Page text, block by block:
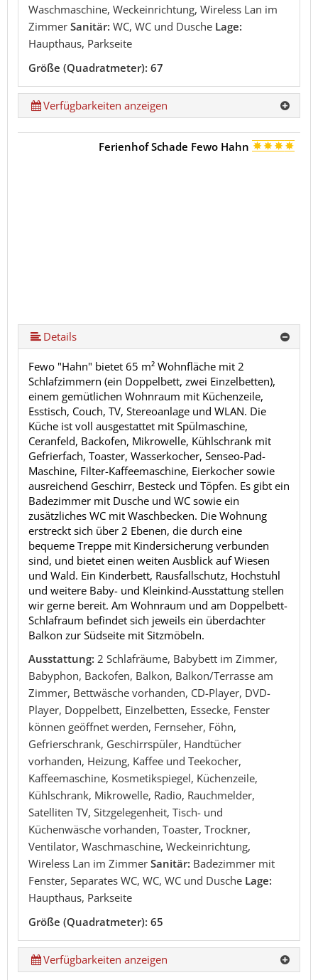
Waschmaschine, Weckeinrichtung, Wireless Lan im
Zimmer Sanitär: WC, WC und Dusche Lage:
Haupthaus, Parkseite
Größe (Quadratmeter): 67
Verfügbarkeiten anzeigen
Ferienhof Schade Fewo Hahn
Details
Fewo "Hahn" bietet 65 m² Wohnfläche mit 2
Schlafzimmern (ein Doppelbett, zwei Einzelbetten),
einem gemütlichen Wohnraum mit Küchenzeile,
Esstisch, Couch, TV, Stereoanlage und WLAN. Die
Küche ist voll ausgestattet mit Spülmaschine,
Ceranfeld, Backofen, Mikrowelle, Kühlschrank mit
Gefrierfach, Toaster, Wasserkocher, Senseo-Pad-
Maschine, Filter-Kaffeemaschine, Eierkocher sowie
ausreichend Geschirr, Besteck und Töpfen. Es gibt ein
Badezimmer mit Dusche und WC sowie ein
zusätzliches WC mit Waschbecken. Die Wohnung
erstreckt sich über 2 Ebenen, die durch eine
bequeme Treppe mit Kindersicherung verbunden
sind, und bietet einen weiten Ausblick auf Wiesen
und Wald. Ein Kinderbett, Rausfallschutz, Hochstuhl
und weitere Baby- und Kleinkind-Ausstattung stellen
wir gerne bereit. Am Wohnraum und am Doppelbett-
Schlafraum befindet sich jeweils ein überdachter
Balkon zur Südseite mit Sitzmöbeln.
Ausstattung: 2 Schlafräume, Babybett im Zimmer,
Babyphon, Backofen, Balkon, Balkon/Terrasse am
Zimmer, Bettwäsche vorhanden, CD-Player, DVD-
Player, Doppelbett, Einzelbetten, Essecke, Fenster
können geöffnet werden, Fernseher, Föhn,
Gefrierschrank, Geschirrspüler, Handtücher
vorhanden, Heizung, Kaffee und Teekocher,
Kaffeemaschine, Kosmetikspiegel, Küchenzeile,
Kühlschrank, Mikrowelle, Radio, Rauchmelder,
Satelliten TV, Sitzgelegenheit, Tisch- und
Küchenwäsche vorhanden, Toaster, Trockner,
Ventilator, Waschmaschine, Weckeinrichtung,
Wireless Lan im Zimmer Sanitär: Badezimmer mit
Fenster, Separates WC, WC, WC und Dusche Lage:
Haupthaus, Parkseite
Größe (Quadratmeter): 65
Verfügbarkeiten anzeigen